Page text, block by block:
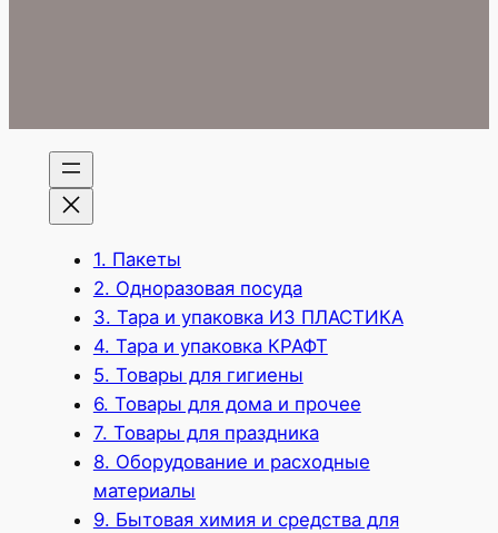
1. Пакеты
2. Одноразовая посуда
3. Тара и упаковка ИЗ ПЛАСТИКА
4. Тара и упаковка КРАФТ
5. Товары для гигиены
6. Товары для дома и прочее
7. Товары для праздника
8. Оборудование и расходные
материалы
9. Бытовая химия и средства для